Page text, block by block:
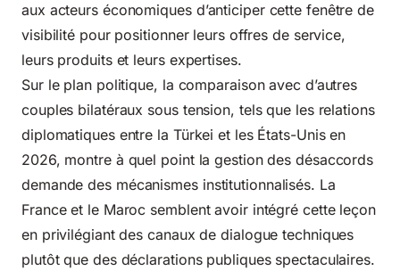
aux acteurs économiques d’anticiper cette fenêtre de
visibilité pour positionner leurs offres de service,
leurs produits et leurs expertises.
Sur le plan politique, la comparaison avec d’autres
couples bilatéraux sous tension, tels que les relations
diplomatiques entre la Türkei et les États-Unis en
2026, montre à quel point la gestion des désaccords
demande des mécanismes institutionnalisés. La
France et le Maroc semblent avoir intégré cette leçon
en privilégiant des canaux de dialogue techniques
plutôt que des déclarations publiques spectaculaires.